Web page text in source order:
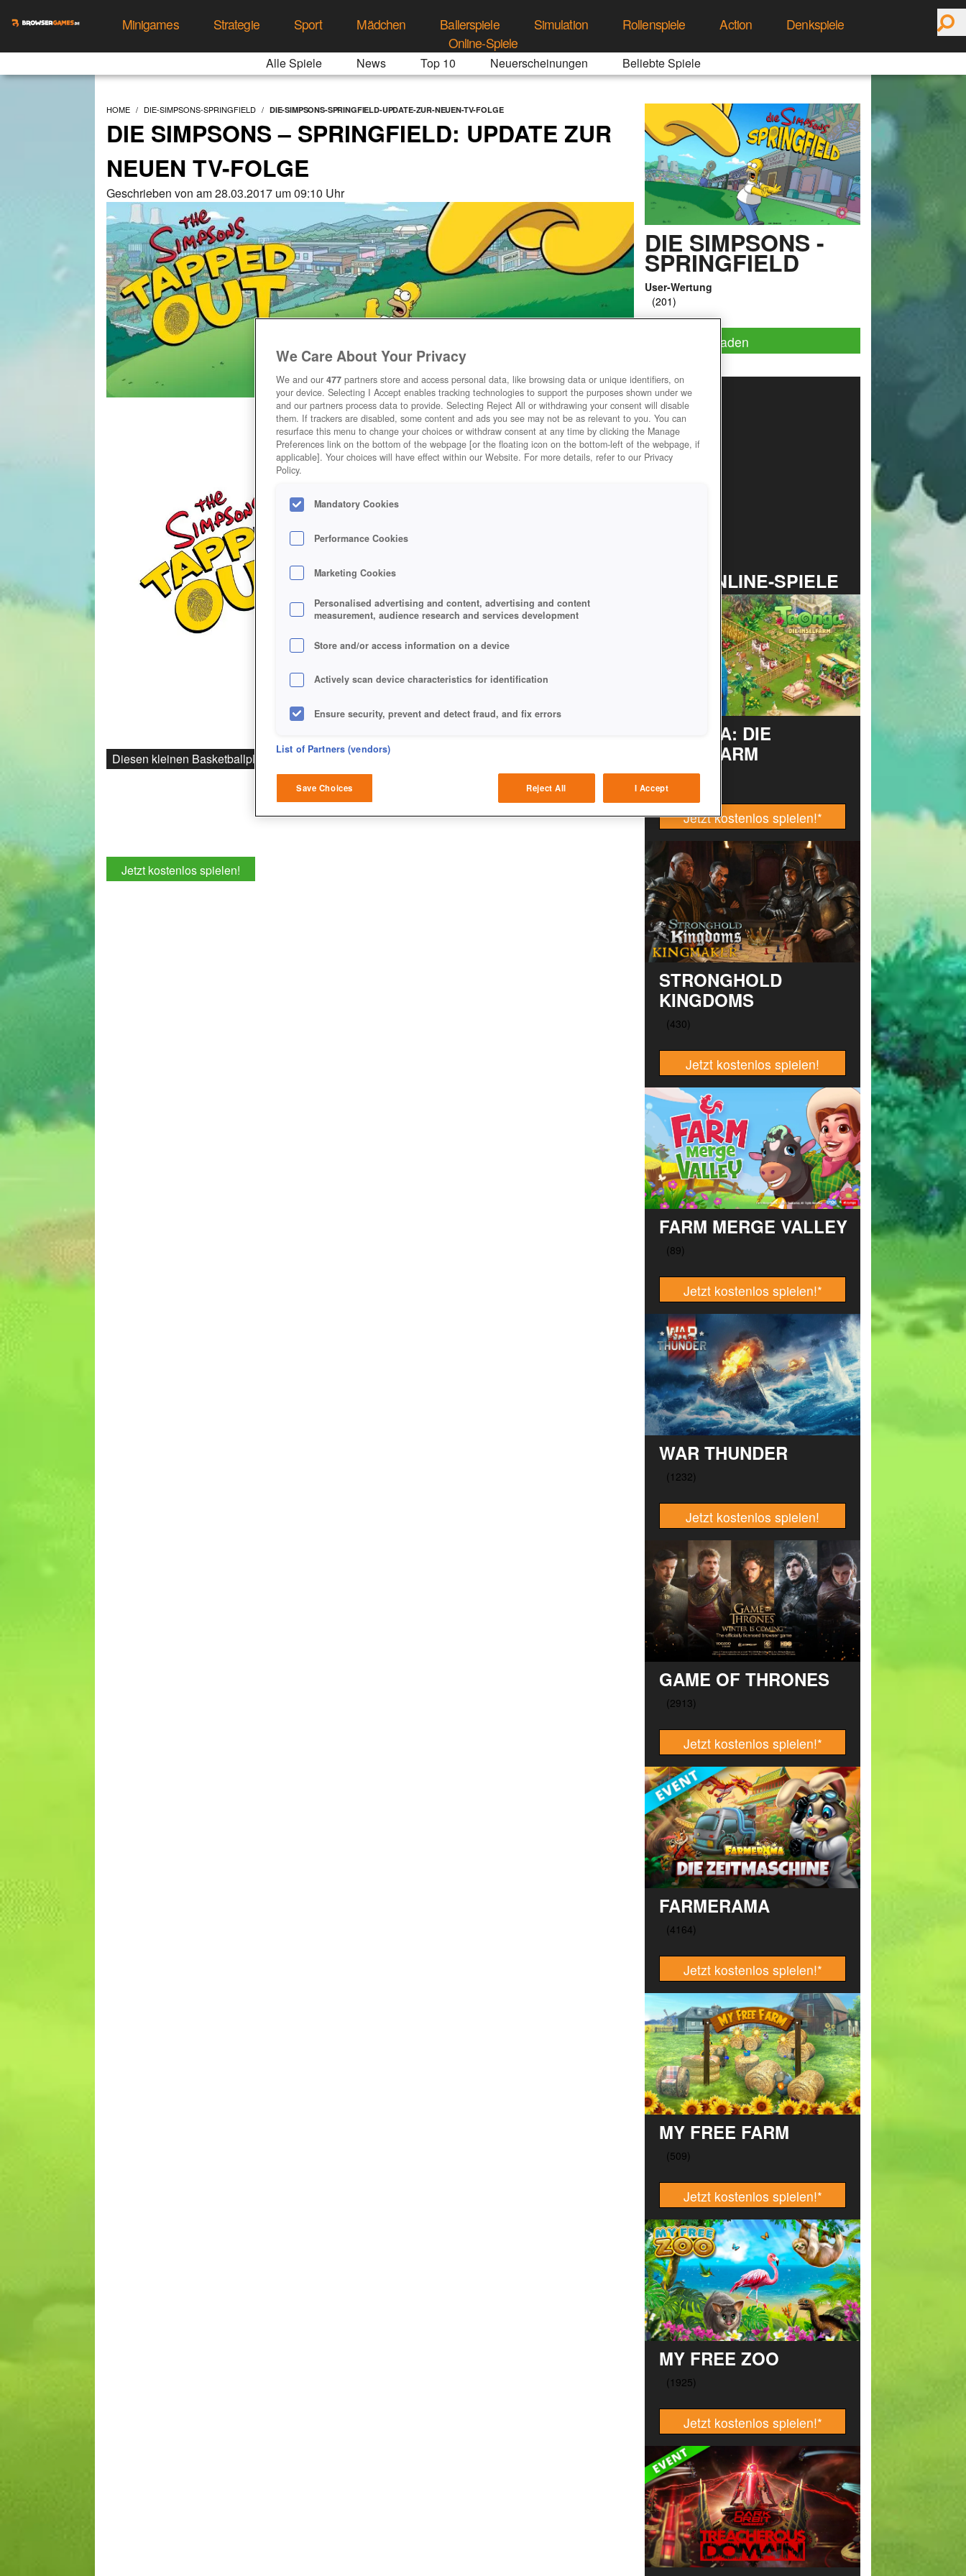
Minigames Strategie Sport Mädchen Ballerspiele Simulation Rollenspiele Action
Denkspiele
Online-Spiele
Alle Spiele News Top 10 Neuerscheinungen Beliebte Spiele
HOME DIE-SIMPSONS-SPRINGFIELD DIE-SIMPSONS-SPRINGFIELD-UPDATE-ZUR-NEUEN-TV-FOLGE
DIE SIMPSONS – SPRINGFIELD: UPDATE ZUR
NEUEN TV-FOLGE
Geschrieben von am 28.03.2017 um 09:10 Uhr
Diesen kleinen Basketballplatz bekommt ihr, wenn die neue Quest-Reihe spielt.
Jetzt kostenlos spielen!
DIE SIMPSONS -
SPRINGFIELD
User-Wertung
Jetzt App laden
TOP ONLINE-SPIELE
TAONGA: DIE
INSELFARM
Jetzt kostenlos spielen!*
STRONGHOLD
KINGDOMS
Jetzt kostenlos spielen!
FARM MERGE VALLEY
Jetzt kostenlos spielen!*
WAR THUNDER
Jetzt kostenlos spielen!
GAME OF THRONES
Jetzt kostenlos spielen!*
FARMERAMA
Jetzt kostenlos spielen!*
MY FREE FARM
Jetzt kostenlos spielen!*
MY FREE ZOO
Jetzt kostenlos spielen!*
We Care About Your Privacy
We and our 477 partners store and access personal data, like browsing data or unique identifiers, on
your device. Selecting I Accept enables tracking technologies to support the purposes shown under we
and our partners process data to provide. Selecting Reject All or withdrawing your consent will disable
them. If trackers are disabled, some content and ads you see may not be as relevant to you. You can
resurface this menu to change your choices or withdraw consent at any time by clicking the Manage
Preferences link on the bottom of the webpage [or the floating icon on the bottom-left of the webpage, if
applicable]. Your choices will have effect within our Website. For more details, refer to our Privacy
Policy.
Mandatory Cookies
Performance Cookies
Marketing Cookies
Personalised advertising and content, advertising and content
measurement, audience research and services development
Store and/or access information on a device
Actively scan device characteristics for identification
Ensure security, prevent and detect fraud, and fix errors
Deliver and present advertising and content
Match and combine data from other data sources
Link different devices
List of Partners (vendors)
Save Choices Reject All I Accept